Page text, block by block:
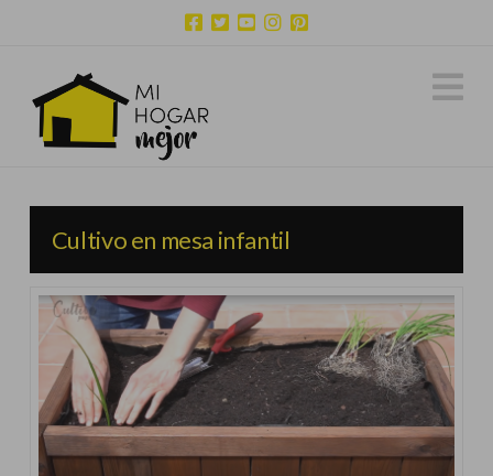
Cultivo en mesa infantil